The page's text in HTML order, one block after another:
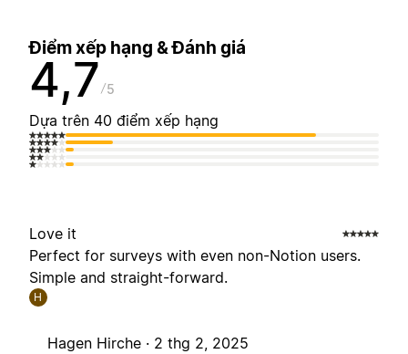
Điểm xếp hạng & Đánh giá
4,7 5
Dựa trên 40 điểm xếp hạng
Love it
Perfect for surveys with even non-Notion users.
Simple and straight-forward.
H
Hagen Hirche · 2 thg 2, 2025